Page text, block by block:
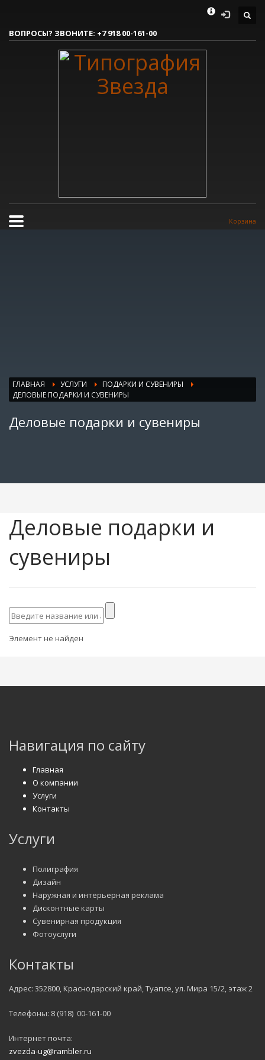
1 Вы делаете заявку.
Согласовываем макет.
Получаете готовый заказ!
ВОПРОСЫ? ЗВОНИТЕ: +7 918 00-161-00
Корзина
ГЛАВНАЯ УСЛУГИ
ПОДАРКИ И СУВЕНИРЫ
ДЕЛОВЫЕ ПОДАРКИ И СУВЕНИРЫ
Деловые подарки и сувениры
Деловые подарки и
сувениры
Элемент не найден
Навигация по сайту
Главная
О компании
Услуги
Контакты
Услуги
Полиграфия
Дизайн
Наружная и интерьерная реклама
Дисконтные карты
Сувенирная продукция
Фотоуслуги
Контакты
Адрес: 352800, Краснодарский край, Туапсе, ул. Мира 15/2, этаж 2
Телефоны: 8 (918) 00-161-00
Интернет почта:
zvezda-ug@rambler.ru